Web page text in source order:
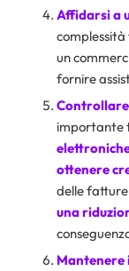
Affidarsi a
complessità
un
fornire
Controllare
importante
ottenere
delle fatture
una
Mantenere